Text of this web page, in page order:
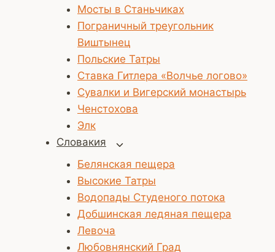
Мосты в Станьчиках
Пограничный треугольник
Виштынец
Польские Татры
Ставка Гитлера «Волчье логово»
Сувалки и Вигерский монастырь
Ченстохова
Элк
Словакия
Переключить
дочернее
меню
Белянская пещера
Высокие Татры
Водопады Студеного потока
Добшинская ледяная пещера
Левоча
Любовнянский Град